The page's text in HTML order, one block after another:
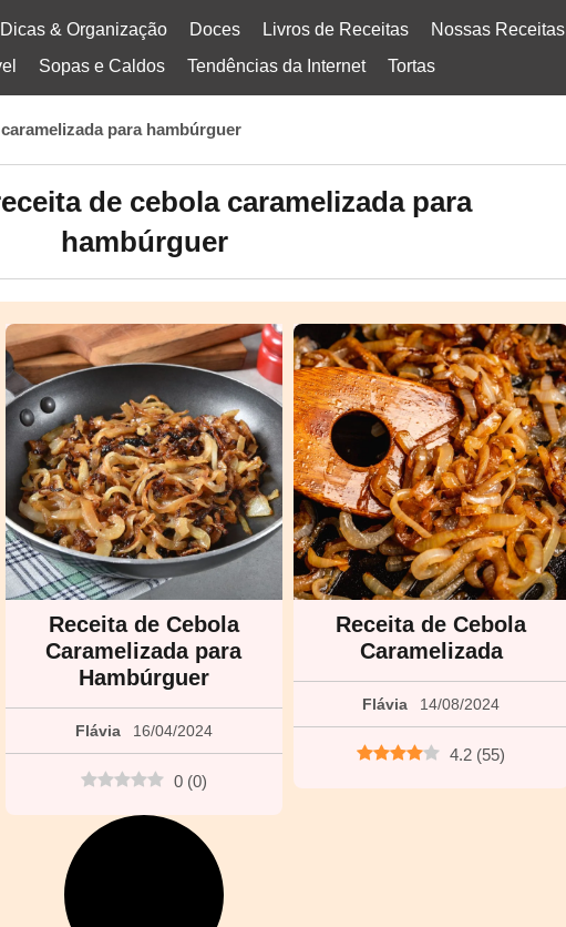
Dicas & Organização Doces Livros de Receitas Nossas Receitas
Sopas e Caldos Tendências da Internet Tortas
para hambúrguer
de cebola caramelizada para
hambúrguer
Receita de Cebola
Caramelizada para
Hambúrguer
Flávia 16/04/2024
0 (0)
Receita de Cebola
Caramelizada
Flávia 14/08/2024
4.2 (55)